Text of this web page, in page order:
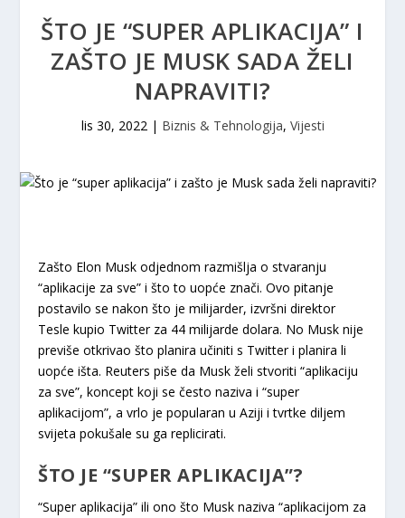
ŠTO JE “SUPER APLIKACIJA” I
ZAŠTO JE MUSK SADA ŽELI
NAPRAVITI?
lis 30, 2022| Biznis & Tehnologija, Vijesti
Zašto Elon Musk odjednom razmišlja o stvaranju
“aplikacije za sve” i što to uopće znači. Ovo pitanje
postavilo se nakon što je milijarder, izvršni direktor
Tesle kupio Twitter za 44 milijarde dolara. No Musk nije
previše otkrivao što planira učiniti s Twitter i planira li
uopće išta. Reuters piše da Musk želi stvoriti “aplikaciju
za sve”, koncept koji se često naziva i “super
aplikacijom”, a vrlo je popularan u Aziji i tvrtke diljem
svijeta pokušale su ga replicirati.
ŠTO JE “SUPER APLIKACIJA”?
“Super aplikacija” ili ono što Musk naziva “aplikacijom za